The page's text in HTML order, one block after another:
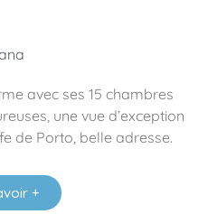
avec ses 15 chambres
une vue d’exception
de Porto, belle adresse.
+